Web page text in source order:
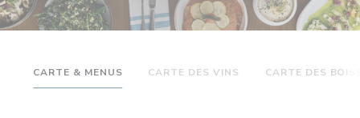
CARTE & MENUS CARTE DES VINS CARTE DES